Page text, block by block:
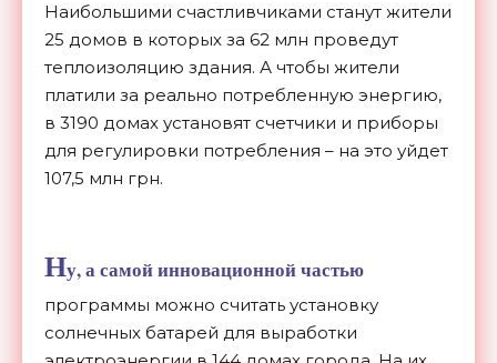
Наибольшими счастливчиками станут жители
25 домов в которых за 62 млн проведут
теплоизоляцию здания. А чтобы жители
платили за реально потребленную энергию,
в 3190 домах установят счетчики и приборы
для регулировки потребления – на это уйдет
107,5 млн грн.
Ну, а самой инновационной частью
программы можно считать установку
солнечных батарей для выработки